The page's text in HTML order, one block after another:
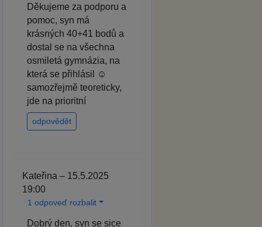
Děkujeme za podporu a
pomoc, syn má
krásných 40+41 bodů a
dostal se na všechna
osmiletá gymnázia, na
která se přihlásil ☺️
samozřejmě teoreticky,
jde na prioritní
odpovědět
Kateřina – 15.5.2025
19:00
1 odpoveď rozbalit
Dobrý den, syn se sice